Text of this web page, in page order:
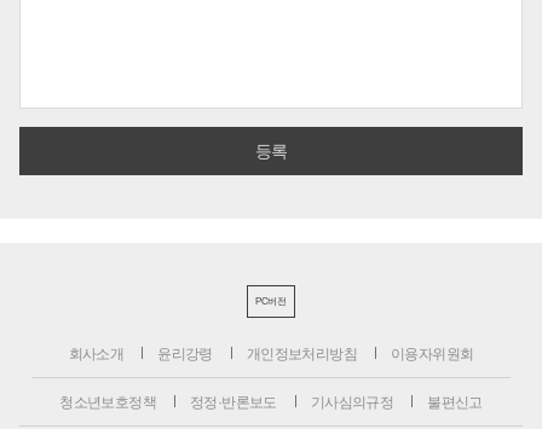
PC버전
회사소개 윤리강령 개인정보처리방침 이용자위원회
청소년보호정책 정정·반론보도 기사심의규정 불편신고